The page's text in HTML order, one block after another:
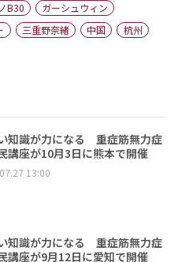
B30
ガーシュウィン
三重野奈緒 中国
杭州
知識が力になる 重症筋無力症
講座が10月3日に熊本で開催
13:00
知識が力になる 重症筋無力症
講座が9月12日に愛知で開催